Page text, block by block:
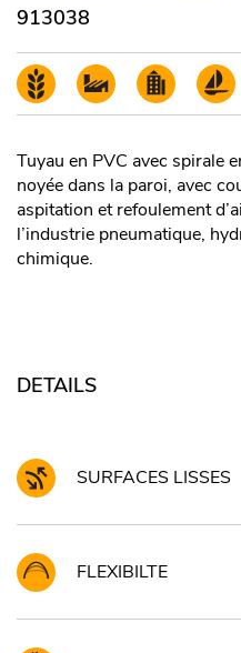
913038
Tuyau en PVC avec spirale
noyée dans la paroi, avec
aspitation et refoulement
l’industrie pneumatique,
chimique.
DETAILS
SURFACES LISSES
FLEXIBILTE